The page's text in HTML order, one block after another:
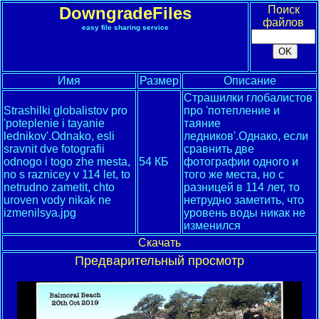
DowngradeFiles
easy file sharing service
Поиск
файлов
Имя Размер Описание
Strashilki globalistov pro
'poteplenie i tayanie
lednikov'.Odnako, esli
sravnit dve fotografii
odnogo i togo zhe mesta,
no s raznicey v 114 let, to
netrudno zametit, chto
uroven vody nikak ne
izmenilsya.jpg
54 КБ
Страшилки глобалистов
про 'потепление и
таяние
ледников'.Однако, если
сравнить две
фотографии одного и
того же места, но с
разницей в 114 лет, то
нетрудно заметить, что
уровень воды никак не
изменился
Скачать
Предварительный просмотр